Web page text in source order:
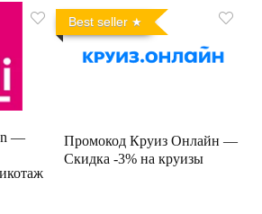
—
Best seller
Промокод Круиз Онлайн —
Скидка -3% на круизы